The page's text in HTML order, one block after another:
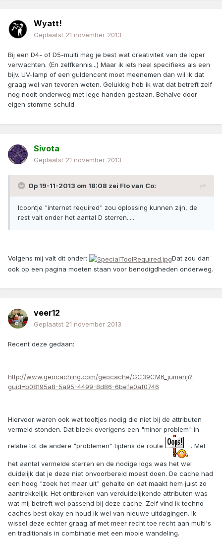
Wyatt!
Geplaatst 21 november 2013
Bij een D4- of D5-multi mag je best wat creativiteit van de loper
verwachten. (En zelfkennis...) Maar ik iets heel specifieks als een
bijv. UV-lamp of een guldencent moet meenemen dan wil ik dat
graag wel van tevoren weten. Gelukkig heb ik wat dat betreft zelf
nog nooit onderweg met lege handen gestaan. Behalve door
eigen stomme schuld.
Sivota
Geplaatst 21 november 2013
Op 19-11-2013 om 18:08 zei Flo van Co:
Icoontje "internet required" zou oplossing kunnen zijn, de
rest valt onder het aantal D sterren.....
Volgens mij valt dit onder:
Dat zou dan
ook op een pagina moeten staan voor benodigdheden onderweg.
veer12
Geplaatst 21 november 2013
Recent deze gedaan:
http://www.geocaching.com/geocache/GC39CM6_jumanji?
guid=b08195a8-5a95-4499-8d86-6befe0af0746
Hiervoor waren ook wat tooltjes nodig die niet bij de attributen
vermeld stonden. Dat bleek overigens een "minor problem" in
relatie tot de andere "problemen" tijdens de route . Met
het aantal vermelde sterren en de nodige logs was het wel
duidelijk dat je deze niet onvoorbereid moest doen. De cache had
een hoog "zoek het maar uit" gehalte en dat maakt hem juist zo
aantrekkelijk. Het ontbreken van verduidelijkende attributen was
wat mij betreft wel passend bij deze cache. Zelf vind ik techno-
caches best okay en houd ik wel van nieuwe uitdagingen. Ik
wissel deze echter graag af met meer recht toe recht aan multi's
en traditionals in combinatie met een mooie wandeling.